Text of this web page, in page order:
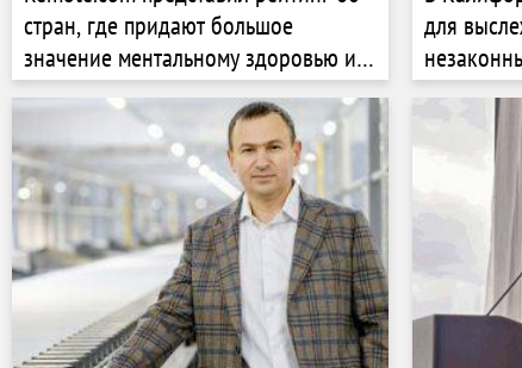
стран, где придают большое
значение ментальному здоровью и
благополучию сотрудников
для